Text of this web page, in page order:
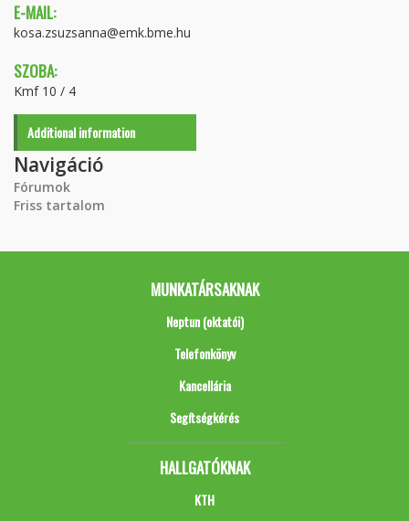
E-MAIL:
kosa.zsuzsanna@emk.bme.hu
SZOBA:
Kmf 10 / 4
Additional information
Navigáció
Fórumok
Friss tartalom
MUNKATÁRSAKNAK
Neptun (oktatói)
Telefonkönyv
Kancellária
Segítségkérés
HALLGATÓKNAK
KTH